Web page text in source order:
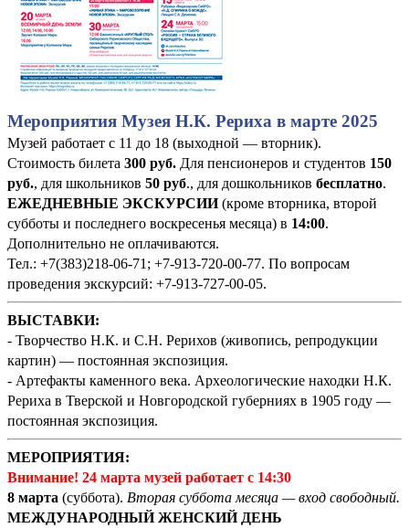
Мероприятия Музея Н.К. Рериха в марте 2025
Музей работает с 11 до 18 (выходной — вторник).
Стоимость билета 300 руб. Для пенсионеров и студентов 150
руб., для школьников 50 руб., для дошкольников бесплатно.
ЕЖЕДНЕВНЫЕ ЭКСКУРСИИ(кроме вторника, второй
субботы и последнего воскресенья месяца) в 14:00.
Дополнительно не оплачиваются.
Тел.: +7(383)218-06-71; +7-913-720-00-77. По вопросам
проведения экскурсий: +7-913-727-00-05.
ВЫСТАВКИ:
- Творчество Н.К. и С.Н. Рерихов (живопись, репродукции
картин) — постоянная экспозиция.
- Артефакты каменного века. Археологические находки Н.К.
Рериха в Тверской и Новгородской губерниях в 1905 году —
постоянная экспозиция.
МЕРОПРИЯТИЯ:
Внимание! 24 марта музей работает с 14:30
8 марта (суббота). Вторая суббота месяца — вход свободный.
МЕЖДУНАРОДНЫЙ ЖЕНСКИЙ ДЕНЬ